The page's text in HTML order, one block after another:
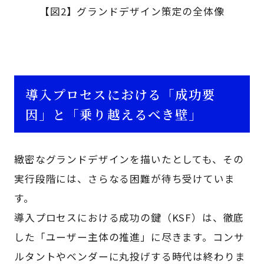
【図2】グランドデザイン策定の全体像
導入プロセスにおける「成功要
因」と「乗り越えるべき壁」
緻密なグランドデザインを描いたとしても、その
実行段階には、さらなる困難が待ち受けていま
す。
導入プロセスにおける成功の鍵（KSF）は、徹底
した「ユーザー主体の推進」に尽きます。コンサ
ルタントやベンダーに丸投げする時代は終わりま